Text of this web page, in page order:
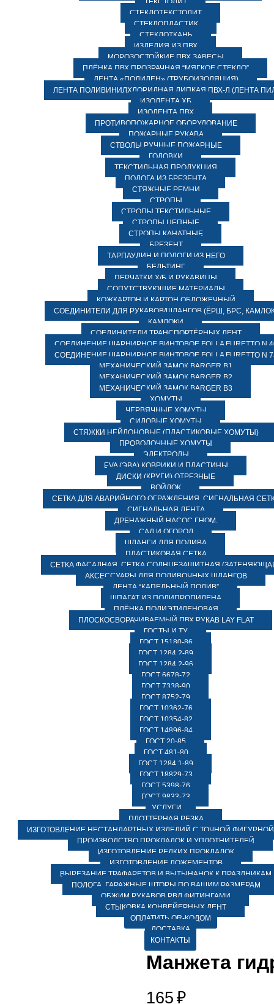
ТЕКСТОЛИТ
СТЕКЛОТЕКСТОЛИТ
СТЕКЛОПЛАСТИК
СТЕКЛОТКАНЬ
ИЗДЕЛИЯ ИЗ ПВХ
МОРОЗОСТОЙКИЕ ПВХ ЗАВЕСЫ
ПЛЁНКА ПВХ ПРОЗРАЧНАЯ “МЯГКОЕ СТЕКЛО”
ЛЕНТА «ПОЛИЛЕН» (ТРУБОИЗОЛЯЦИЯ)
ЛЕНТА ПОЛИВИНИЛХЛОРИДНАЯ ЛИПКАЯ ПВХ-Л (ЛЕНТА
ИЗОЛЕНТА ХБ
ИЗОЛЕНТА ПВХ
ПРОТИВОПОЖАРНОЕ ОБОРУДОВАНИЕ
ПОЖАРНЫЕ РУКАВА
СТВОЛЫ РУЧНЫЕ ПОЖАРНЫЕ
ГОЛОВКИ
ТЕКСТИЛЬНАЯ ПРОДУКЦИЯ
ПОЛОГА ИЗ БРЕЗЕНТА
СТЯЖНЫЕ РЕМНИ
СТРОПЫ
СТРОПЫ ТЕКСТИЛЬНЫЕ
СТРОПЫ ЦЕПНЫЕ
СТРОПЫ КАНАТНЫЕ
БРЕЗЕНТ
ТАРПАУЛИН И ПОЛОГИ ИЗ НЕГО
БЕЛЬТИНГ
ПЕРЧАТКИ Х/Б И РУКАВИЦЫ
СОПУТСТВУЮЩИЕ МАТЕРИАЛЫ
КОЖКАРТОН И КАРТОН ОБЛОЖЕЧНЫЙ
СОЕДИНИТЕЛИ ДЛЯ РУКАВОВ/ШЛАНГОВ (ЁРШ, БРС,
КАМЛОКИ
СОЕДИНИТЕЛИ ТРАНСПОРТЁРНЫХ ЛЕНТ
СОЕДИНЕНИЕ ШАРНИРНОЕ ВИНТОВОЕ FOLLA FURETTO N
СОЕДИНЕНИЕ ШАРНИРНОЕ ВИНТОВОЕ FOLLA FURETTO N
МЕХАНИЧЕСКИЙ ЗАМОК BARGER B1
МЕХАНИЧЕСКИЙ ЗАМОК BARGER B2
МЕХАНИЧЕСКИЙ ЗАМОК BARGER B3
ХОМУТЫ
ЧЕРВЯЧНЫЕ ХОМУТЫ
СИЛОВЫЕ ХОМУТЫ
СТЯЖКИ НЕЙЛОНОВЫЕ (ПЛАСТИКОВЫЕ ХОМУТЫ)
ПРОВОЛОЧНЫЕ ХОМУТЫ
ЭЛЕКТРОДЫ
EVA (ЭВА) КОВРИКИ И ПЛАСТИНЫ
ДИСКИ (КРУГИ) ОТРЕЗНЫЕ
ВОЙЛОК
СЕТКА ДЛЯ АВАРИЙНОГО ОГРАЖДЕНИЯ, СИГНАЛЬНАЯ
СИГНАЛЬНАЯ ЛЕНТА
ДРЕНАЖНЫЙ НАСОС ГНОМ.
САД И ОГОРОД
ШЛАНГИ ДЛЯ ПОЛИВА
ПЛАСТИКОВАЯ СЕТКА
СЕТКА ФАСАДНАЯ. СЕТКА СОЛНЦЕЗАЩИТНАЯ
АКСЕССУАРЫ ДЛЯ ПОЛИВОЧНЫХ ШЛАНГОВ
ЛЕНТА “КАПЕЛЬНЫЙ ПОЛИВ”
ШПАГАТ ИЗ ПОЛИПРОПИЛЕНА
ПЛЁНКА ПОЛИЭТИЛЕНОВАЯ
ПЛОСКОСВОРАЧИВАЕМЫЙ ПВХ РУКАВ LAY FLAT
ГОСТЫ И ТУ
ГОСТ 15180-86
ГОСТ 1284.2-89
ГОСТ 1284.2-96
ГОСТ 6678-72
ГОСТ 7338-90
ГОСТ 8752-79
ГОСТ 10362-76
ГОСТ 10354-82
ГОСТ 14896-84
ГОСТ 20-85
ГОСТ 481-80
ГОСТ 1284.1-89
ГОСТ 18829-73
ГОСТ 5398-76
ГОСТ 9833-73
УСЛУГИ
ПЛОТТЕРНАЯ РЕЗКА
ИЗГОТОВЛЕНИЕ НЕСТАНДАРТНЫХ ИЗДЕЛИЙ С ТОЧНОЙ ФИГУРНОЙ
ПРОИЗВОДСТВО ПРОКЛАДОК И УПЛОТНИТЕЛЕЙ
ИЗГОТОВЛЕНИЕ РЕДКИХ ПРОКЛАДОК
ИЗГОТОВЛЕНИЕ ЛОЖЕМЕНТОВ
ВЫРЕЗАНИЕ ТРАФАРЕТОВ И ВЫТЫНАНОК К ПРАЗДНИКАМ
ПОЛОГА, ГАРАЖНЫЕ ШТОРЫ ПО ВАШИМ РАЗМЕРАМ
ОБЖИМ РУКАВОВ РВД ФИТИНГАМИ
СТЫКОВКА КОНВЕЙЕРНЫХ ЛЕНТ
ОПЛАТИТЬ QR-КОДОМ
ДОСТАВКА
КОНТАКТЫ
Манжета
165 ₽